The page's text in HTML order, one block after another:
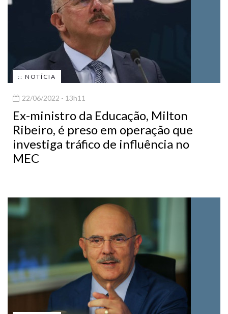
:: NOTÍCIA
22/06/2022 - 13h11
Ex-ministro da Educação, Milton
Ribeiro, é preso em operação que
investiga tráfico de influência no
MEC